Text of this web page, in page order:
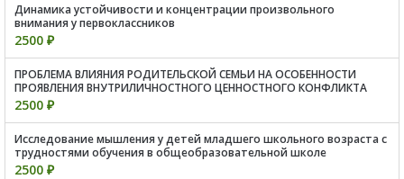
Динамика устойчивости и концентрации произвольного
внимания у первоклассников
2500 ₽
ПРОБЛЕМА ВЛИЯНИЯ РОДИТЕЛЬСКОЙ СЕМЬИ НА ОСОБЕННОСТИ
ПРОЯВЛЕНИЯ ВНУТРИЛИЧНОСТНОГО ЦЕННОСТНОГО КОНФЛИКТА
2500 ₽
Исследование мышления у детей младшего школьного возраста с
трудностями обучения в общеобразовательной школе
2500 ₽